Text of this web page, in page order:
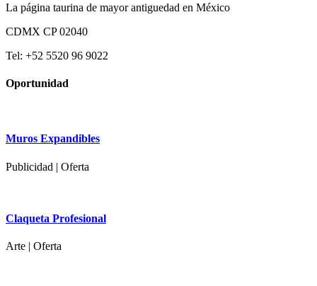
La página taurina de mayor antiguedad en México
CDMX CP 02040
Tel: +52 5520 96 9022
Oportunidad
Muros Expandibles
Publicidad | Oferta
Claqueta Profesional
Arte | Oferta